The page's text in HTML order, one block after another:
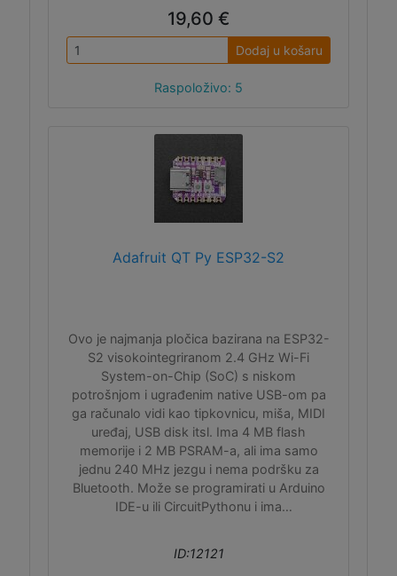
19,60 €
Dodaj u košaru
Raspoloživo: 5
Adafruit QT Py ESP32-S2
Ovo je najmanja pločica bazirana na ESP32-
S2 visokointegriranom 2.4 GHz Wi-Fi
System-on-Chip (SoC) s niskom
potrošnjom i ugrađenim native USB-om pa
ga računalo vidi kao tipkovnicu, miša, MIDI
uređaj, USB disk itsl. Ima 4 MB flash
memorije i 2 MB PSRAM-a, ali ima samo
jednu 240 MHz jezgu i nema podršku za
Bluetooth. Može se programirati u Arduino
IDE-u ili CircuitPythonu i ima
ID:12121